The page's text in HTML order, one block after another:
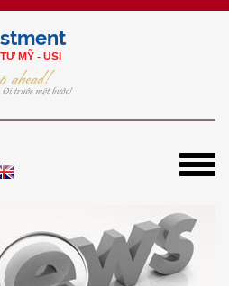
MỸ - USI